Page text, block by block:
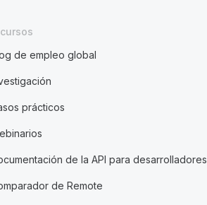
de empleo global
prácticos
de la API para desarrolladores
de Remote